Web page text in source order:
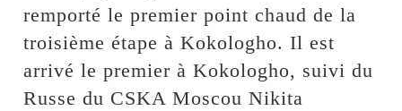
remporté le premier point chaud de la
troisième étape à Kokologho. Il est
arrivé le premier à Kokologho, suivi du
Russe du CSKA Moscou Nikita